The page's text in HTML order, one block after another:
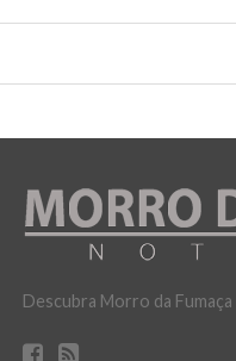
Descubra Morro da Fumaça